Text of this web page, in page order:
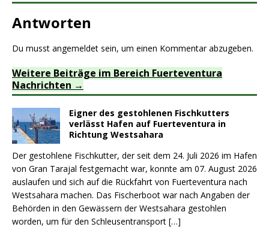
Antworten
Du musst angemeldet sein, um einen Kommentar abzugeben.
Weitere Beiträge im Bereich Fuerteventura
Nachrichten
Eigner des gestohlenen Fischkutters
verlässt Hafen auf Fuerteventura in
Richtung Westsahara
Der gestohlene Fischkutter, der seit dem 24. Juli 2026 im Hafen
von Gran Tarajal festgemacht war, konnte am 07. August 2026
auslaufen und sich auf die Rückfahrt von Fuerteventura nach
Westsahara machen. Das Fischerboot war nach Angaben der
Behörden in den Gewässern der Westsahara gestohlen
worden, um für den Schleusentransport […]